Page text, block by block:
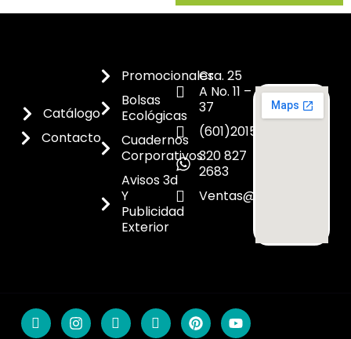
Catálogo
Contacto
Promocionales
Bolsas
Ecológicas
Cuadernos
Corporativos
Avisos 3d
Y
Publicidad
Exterior
Cra. 25
A No. 11 –
37
(601)2015300
320 827
2683
Ventas@dicoes.co